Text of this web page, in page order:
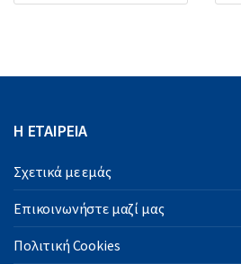
Η ΕΤΑΙΡΕΙΑ
Σχετικά με εμάς
Επικοινωνήστε μαζί μας
Πολιτική Cookies